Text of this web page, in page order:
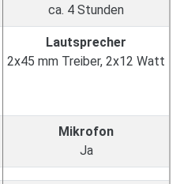
ca. 4 Stunden
Lautsprecher
2x45 mm Treiber, 2x12 Watt
Mikrofon
Ja